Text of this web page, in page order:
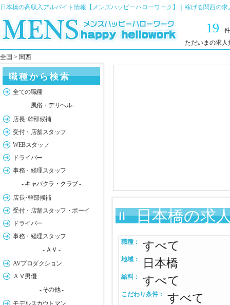
日本橋の高収入アルバイト情報【メンズハッピーハローワーク】｜稼げる関西の求
19
件
ただいまの求人
全国 > 関西
職種から検索
全ての職種
- 風俗・デリヘル -
店長･幹部候補
受付・店舗スタッフ
WEBスタッフ
ドライバー
事務・経理スタッフ
- キャバクラ・クラブ -
店長･幹部候補
受付・店舗スタッフ・ボーイ
ドライバー
事務・経理スタッフ
- ＡＶ -
AVプロダクション
ＡＶ男優
- その他 -
モデルスカウトマン
日本橋の求
職種： すべて
地域： 日本橋
給料： すべて
こだわり条件： すべて